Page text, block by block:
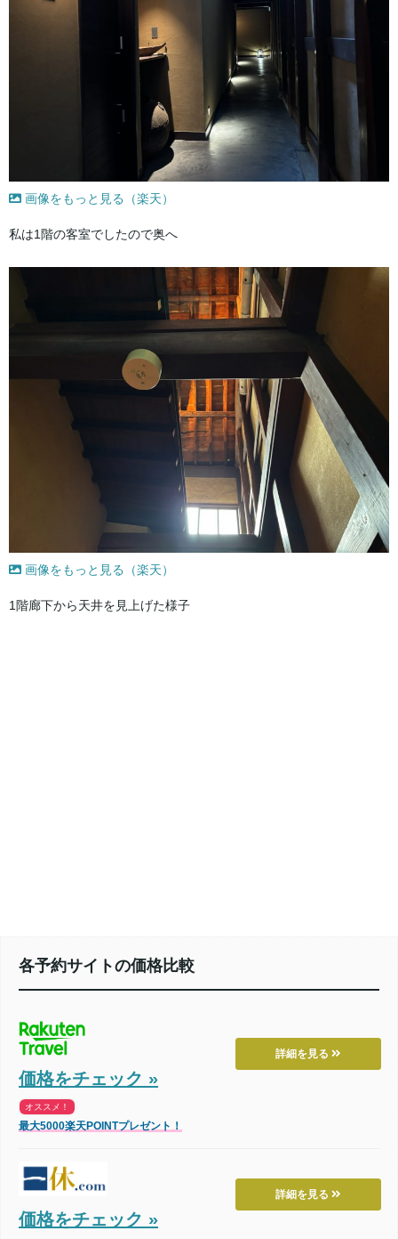
画像をもっと見る（楽天）
私は1階の客室でしたので奥へ
画像をもっと見る（楽天）
1階廊下から天井を見上げた様子
各予約サイトの価格比較
詳細を見る
価格をチェック »
オススメ！
最大5000楽天POINTプレゼント！
詳細を見る
価格をチェック »